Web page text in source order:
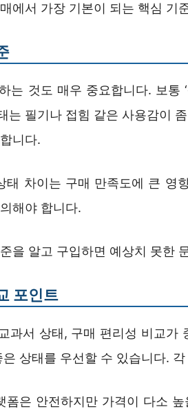
에서 가장 기본이 되는 핵심 기
는 것도 매우 중요합니다. 보통
는 필기나 접힘 같은 사용감이
니다.
태 차이는 구매 만족도에 큰 영
해야 합니다.
을 알고 구입하면 예상치 못한
포인트
과서 상태, 구매 편리성 비교가
상태를 우선할 수 있습니다.
폼은 안전하지만 가격이 다소